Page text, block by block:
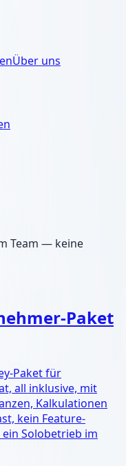
Über uns
Team — keine
Paket
Paket für
all inklusive, mit
Kalkulationen
kein Feature-
Solobetrieb im